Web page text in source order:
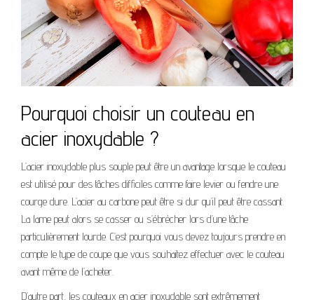
Pourquoi choisir un couteau en
acier inoxydable ?
L’acier inoxydable plus souple peut être un avantage lorsque le couteau
est utilisé pour des tâches difficiles comme faire levier ou fendre une
courge dure. L’acier au carbone peut être si dur qu’il peut être cassant.
La lame peut alors se casser ou s’ébrécher lors d’une tâche
particulièrement lourde. C’est pourquoi vous devez toujours prendre en
compte le type de coupe que vous souhaitez effectuer avec le couteau
avant même de l’acheter.
D’autre part, les couteaux en acier inoxydable sont extrêmement